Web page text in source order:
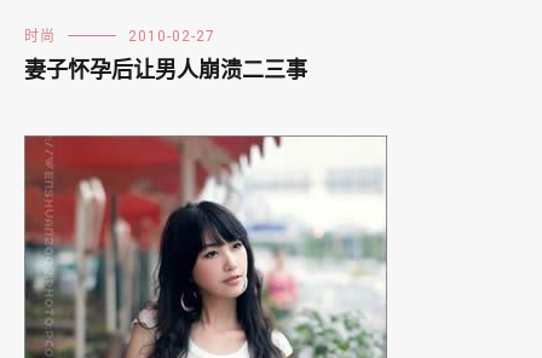
时尚 2010-02-27
妻子怀孕后让男人崩溃二三事